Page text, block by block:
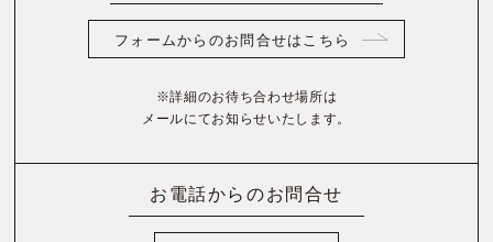
フォームからのお問合せはこちら
※詳細のお待ち合わせ場所は
メールにてお知らせいたします。
お電話からのお問合せ